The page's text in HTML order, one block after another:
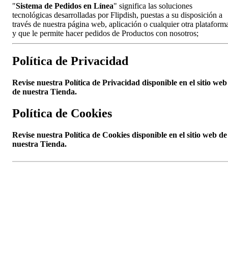
"Sistema de Pedidos en Línea" significa las soluciones
tecnológicas desarrolladas por Flipdish, puestas a su disposición a
través de nuestra página web, aplicación o cualquier otra
y que le permite hacer pedidos de Productos con nosotros;
Política de Privacidad
Revise nuestra Política de Privacidad disponible en el sitio web
de nuestra Tienda.
Política de Cookies
Revise nuestra Política de Cookies disponible en el sitio web de
nuestra Tienda.